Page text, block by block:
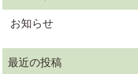
お知らせ